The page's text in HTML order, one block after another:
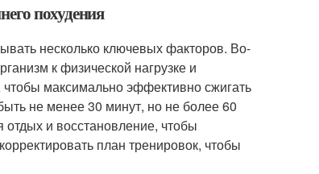
похудения
несколько ключевых факторов. Во-
к физической нагрузке и
максимально эффективно сжигать
не менее 30 минут, но не более 60
и восстановление, чтобы
план тренировок, чтобы